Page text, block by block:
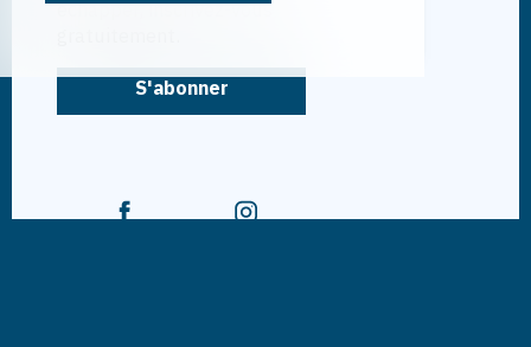
échapper, inscrivez-vous
S'abonner